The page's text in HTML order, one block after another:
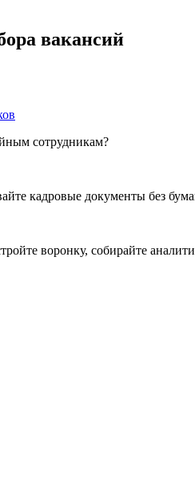
вакансий
сотрудникам?
кадровые документы без
воронку, собирайте